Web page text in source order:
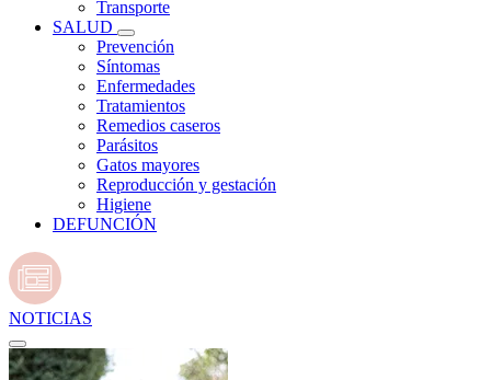
Transporte
SALUD
Prevención
Síntomas
Enfermedades
Tratamientos
Remedios caseros
Parásitos
Gatos mayores
Reproducción y gestación
Higiene
DEFUNCIÓN
NOTICIAS